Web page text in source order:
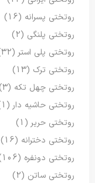
روتختی پسرانه (16)
روتختی پلنگی (2)
روتختی پلی استر (32)
روتختی ترک (13)
روتختی چهل تکه (3)
روتختی حاشیه دار (1)
روتختی حریر (1)
روتختی دخترانه (16)
روتختی دونفره (106)
روتختی ساتن (2)